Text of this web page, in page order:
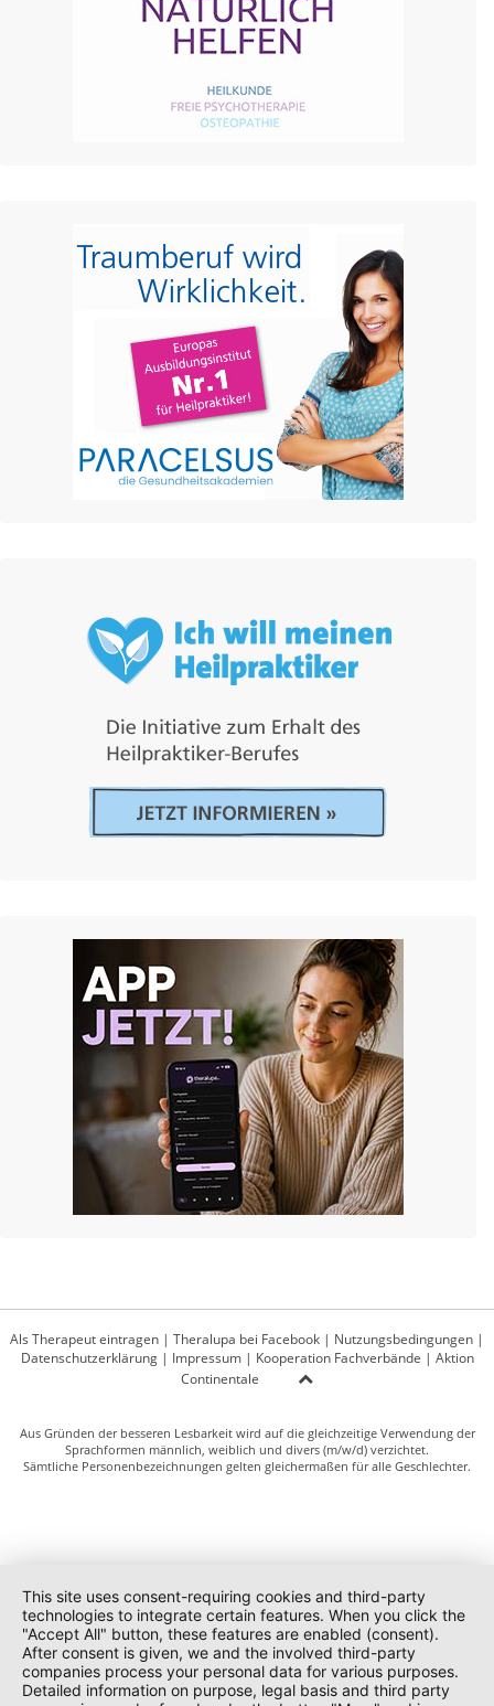
Als Therapeut eintragen | Theralupa bei Facebook | Nutzungsbedingungen |
Datenschutzerklärung| Impressum| Kooperation Fachverbände | Aktion
Continentale
Aus Gründen der besseren Lesbarkeit wird auf die gleichzeitige Verwendung der
Sprachformen männlich, weiblich und divers (m/w/d) verzichtet.
Sämtliche Personenbezeichnungen gelten gleichermaßen für alle Geschlechter.
This site uses consent-requiring cookies and third-party
technologies to integrate certain features. When you click the
"Accept All" button, these features are enabled (consent).
After consent is given, we and the involved third-party
companies process your personal data for various purposes.
Detailed information on purpose, legal basis and third party